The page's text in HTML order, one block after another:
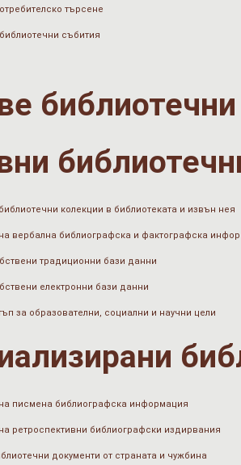
търсене
събития
библиотечни
колекции в библиотеката и извън нея
вербална библиографска и фактографска
традиционни бази данни
електронни бази данни
за образователни, социални и научни цели
писмена библиографска информация
ретроспективни библиографски издирвания
документи от страната и чужбина